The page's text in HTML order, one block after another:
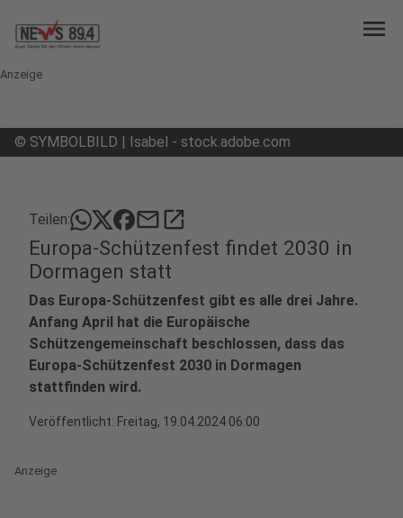
menu
Anzeige
© SYMBOLBILD | Isabel - stock.adobe.com
Teilen: mailopen_in_new
Europa-Schützenfest findet 2030 in
Dormagen statt
Das Europa-Schützenfest gibt es alle drei Jahre.
Anfang April hat die Europäische
Schützengemeinschaft beschlossen, dass das
Europa-Schützenfest 2030 in Dormagen
stattfinden wird.
Veröffentlicht: Freitag, 19.04.2024 06:00
Anzeige